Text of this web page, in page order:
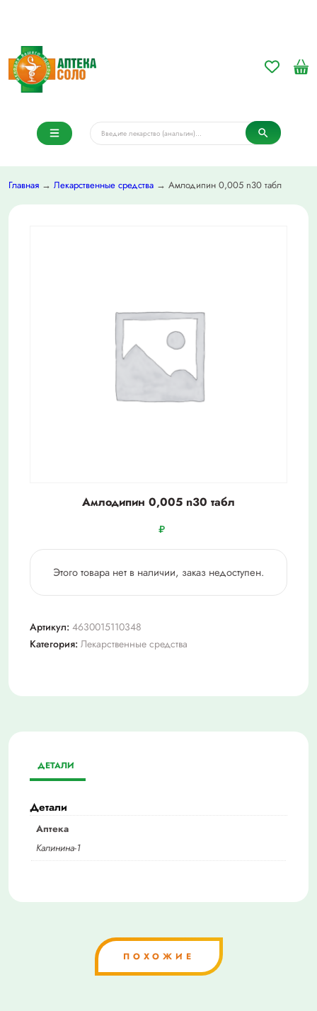
Главная → Лекарственные средства → Амлодипин 0,005 n30 табл
Амлодипин 0,005 n30 табл
₽
Этого товара нет в наличии, заказ недоступен.
Артикул: 4630015110348
Категория: Лекарственные средства
ДЕТАЛИ
Детали
Аптека
Калинина-1
ПОХОЖИЕ